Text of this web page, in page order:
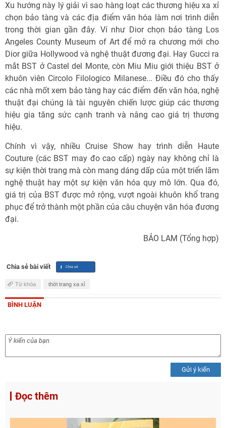
Xu hướng này lý giải vì sao hàng loạt các thương hiệu xa xỉ
chọn bảo tàng và các địa điểm văn hóa làm nơi trình diễn
trong thời gian gần đây. Ví như Dior chọn bảo tàng Los
Angeles County Museum of Art để mở ra chương mới cho
Dior giữa Hollywood và nghệ thuật đương đại. Hay Gucci ra
mắt BST ở Castel del Monte, còn Miu Miu giới thiệu BST ở
khuôn viên Circolo Filologico Milanese... Điều đó cho thấy
các nhà mốt xem bảo tàng hay các điểm đến văn hóa, nghệ
thuật đại chúng là tài nguyên chiến lược giúp các thương
hiệu gia tăng sức cạnh tranh và nâng cao giá trị thương
hiệu.
Chính vì vậy, nhiều Cruise Show hay trình diễn Haute
Couture (các BST may đo cao cấp) ngày nay không chỉ là
sự kiện thời trang mà còn mang dáng dấp của một triển lãm
nghệ thuật hay một sự kiện văn hóa quy mô lớn. Qua đó,
giá trị của BST được mở rộng, vượt ngoài khuôn khổ trang
phục để trở thành một phần của câu chuyện văn hóa đương
đại.
BẢO LAM (Tổng hợp)
Chia sẻ bài viết
Từ khóa thời trang xa xỉ
BÌNH LUẬN
Gửi ý kiến
Đọc thêm